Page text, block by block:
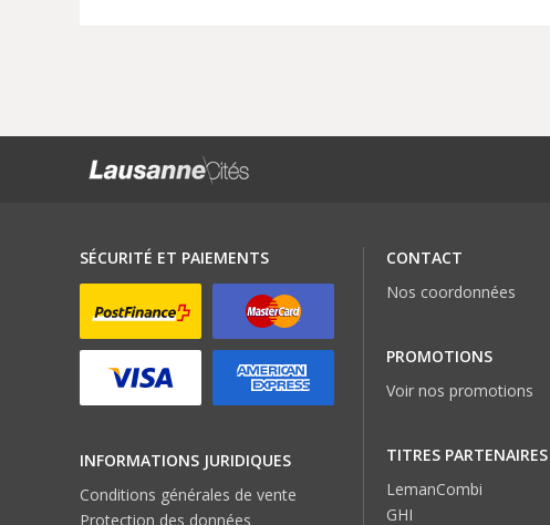
SÉCURITÉ ET PAIEMENTS
INFORMATIONS JURIDIQUES
Conditions générales de vente
Protection des données
CONTACT
Nos coordonnées
PROMOTIONS
Voir nos promotions
TITRES PARTENAIRES
LemanCombi
GHI